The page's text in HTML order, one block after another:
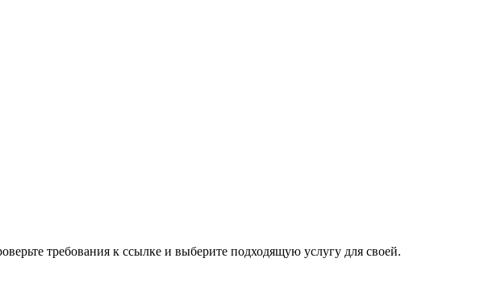
требования к ссылке и выберите подходящую услугу для своей.